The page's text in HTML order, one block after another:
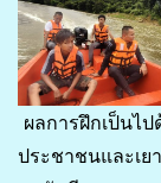
ผลการฝึกเป็นไ
ประชาชนและเ